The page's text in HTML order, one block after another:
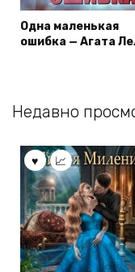
Одна маленькая
ошибка — Агата
Недавно